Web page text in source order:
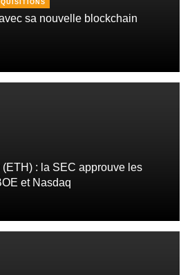
sa nouvelle blockchain
: la SEC approuve les
et Nasdaq